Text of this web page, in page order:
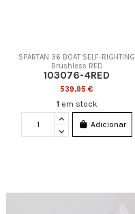
SPARTAN 36 BOAT SELF-RIGHTING
Brushless RED
103076-4RED
539,95 €
1 em stock
Adicionar